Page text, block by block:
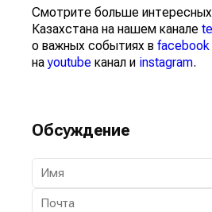
Смотрите больше интересных
Казахстана на нашем канале
о важных событиях в facebook
наyoutube канал и instagram.
Обсуждение